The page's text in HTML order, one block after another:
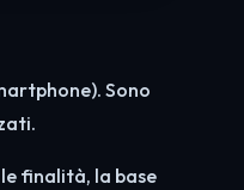
Sono
finalità, la base